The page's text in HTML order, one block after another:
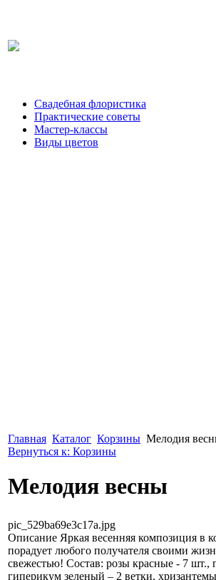
Свадебная флористика
Практические советы
Мастер-классы
Виды цветов
Главная Каталог Корзины Мелодия
Вернуться к: Корзины
Мелодия весны
pic_529ba69e3c17a.jpg
Описание Яркая весенняя композиция в
порадует любого получателя своими
свежестью! Состав: розы красные - 7 шт.,
гиперикум зеленый – 2 ветки,